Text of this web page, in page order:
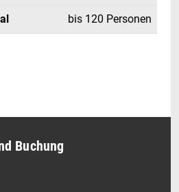
bis 120 Personen
Buchung